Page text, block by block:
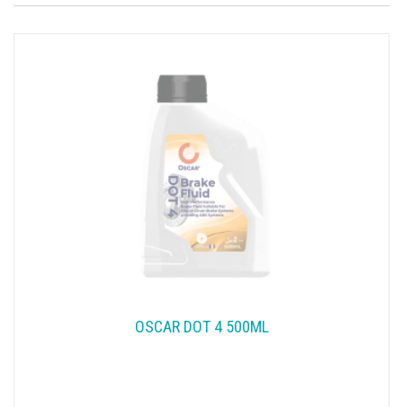
OSCAR DOT 4 500ML